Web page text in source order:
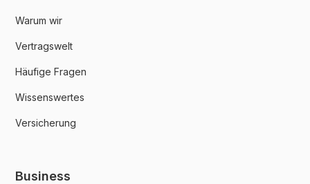
Warum wir
Vertragswelt
Häufige Fragen
Wissenswertes
Versicherung
Business